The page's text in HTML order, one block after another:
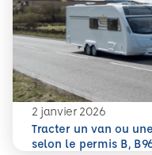
2 janvier 2026
Tracter un van ou
selon le permis B,
En savoir plus
Tracter un van ou